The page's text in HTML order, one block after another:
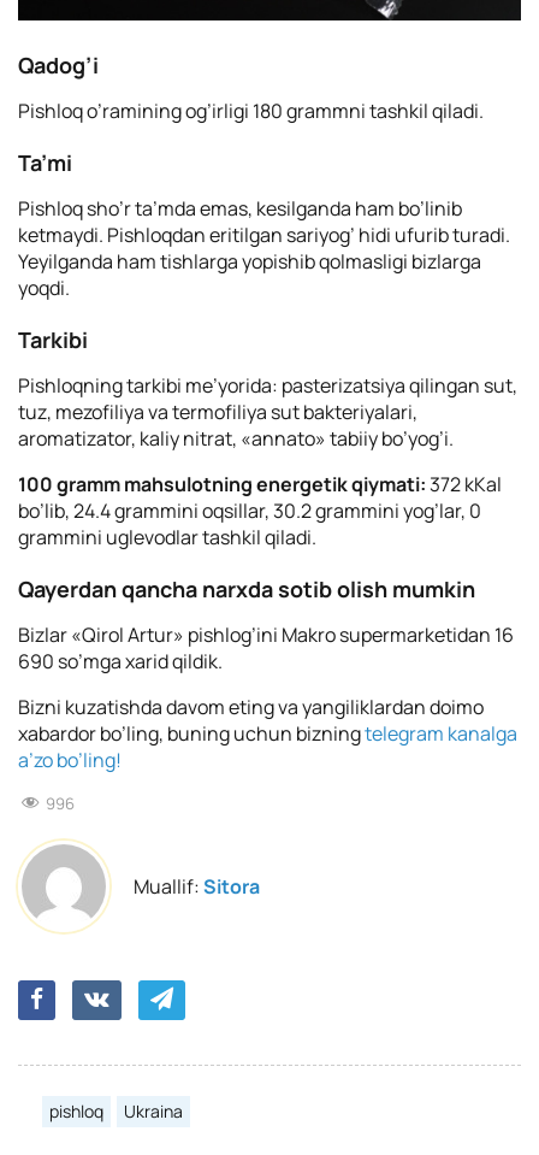
Qadog’i
Pishloq o’ramining og’irligi 180 grammni tashkil qiladi.
Ta’mi
Pishloq sho’r ta’mda emas, kesilganda ham bo’linib
ketmaydi. Pishloqdan eritilgan sariyog’ hidi ufurib turadi.
Yeyilganda ham tishlarga yopishib qolmasligi bizlarga
yoqdi.
Tarkibi
Pishloqning tarkibi me’yorida: pasterizatsiya qilingan sut,
tuz, mezofiliya va termofiliya sut bakteriyalari,
aromatizator, kaliy nitrat, «annato» tabiiy bo’yog’i.
100 gramm mahsulotning energetik qiymati:372 kKal
bo’lib, 24.4 grammini oqsillar, 30.2 grammini yog’lar, 0
grammini uglevodlar tashkil qiladi.
Qayerdan qancha narxda sotib olish mumkin
Bizlar «Qirol Artur» pishlog’ini Makro supermarketidan 16
690 so’mga xarid qildik.
Bizni kuzatishda davom eting va yangiliklardan doimo
xabardor bo’ling, buning uchun bizningtelegram kanalga
a’zo bo’ling!
996
Muallif:Sitora
pishloq Ukraina